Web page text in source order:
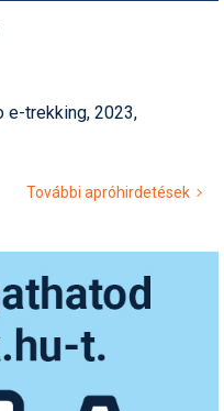
e-trekking, 2023,
További apróhirdetések